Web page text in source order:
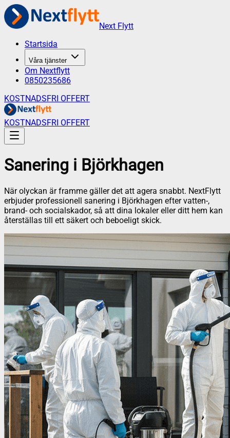
Next Flytt
Startsida
Våra tjänster
Om Nextflytt
0850235686
KOSTNADSFRI OFFERT
KOSTNADSFRI OFFERT
Sanering i Björkhagen
När olyckan är framme gäller det att agera snabbt. NextFlytt
erbjuder professionell sanering i Björkhagen efter vatten-,
brand- och socialskador, så att dina lokaler eller ditt hem kan
återställas till ett säkert och beboeligt skick.